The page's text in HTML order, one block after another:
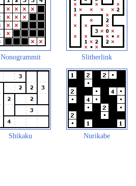
Nonogrammit Slitherlink
Shikaku Nurikabe